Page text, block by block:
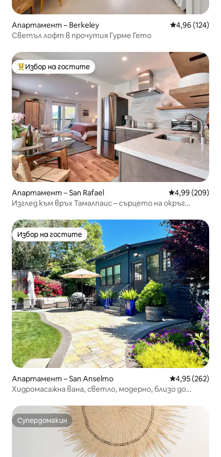
Апартамент – Berkeley Средна
4,96 (124)
Светъл лофт в прочутия Гурме Гето
Най-популярен избор на гостите
Избор на гостите
Апартамент – San Rafael Средна
4,99 (209)
Изглед към връх Тамалпаис – сърцето на окръг
Избор на гостите
Избор на гостите
Апартамент – San Anselmo Средна
4,95 (262)
Хидромасажна вана, светло, модерно, близо до
Супердомакин
Супердомакин